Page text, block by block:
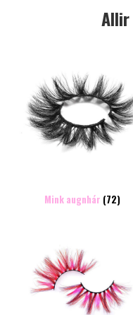
Mink augnhár (72)